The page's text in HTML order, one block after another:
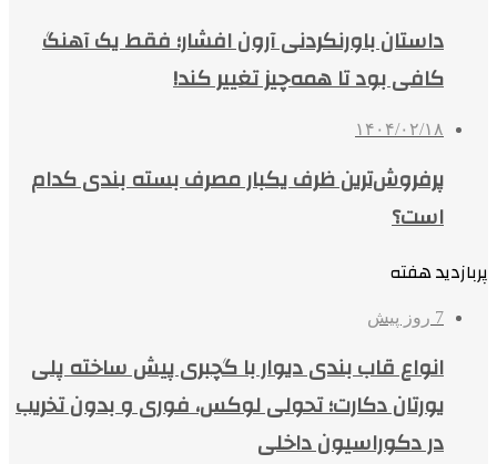
داستان باورنکردنی آرون افشار؛ فقط یک آهنگ
کافی بود تا همه‌چیز تغییر کند!
۱۴۰۴/۰۲/۱۸
پرفروش‌ترین ظرف یکبار مصرف بسته بندی کدام
است؟
پربازدید هفته
7 روز پیش
انواع قاب بندی دیوار با گچبری پیش ساخته پلی
یورتان دکارت؛ تحولی لوکس، فوری و بدون تخریب
در دکوراسیون داخلی